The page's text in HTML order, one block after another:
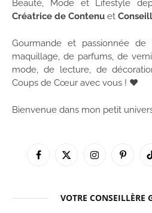
Beauté, Mode et Lifestyle
Créatrice de Contenu et
Gourmande et passionnée
maquillage, de parfums, de
mode, de lecture, de
Coups de Cœur avec vous ! ♥
Bienvenue dans mon petit
Facebook
X
InstagramPinterest
VOTRE CONSEILLÈRE